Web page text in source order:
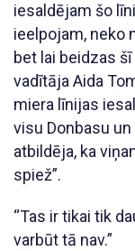
iesaldējam šo
ieelpojam, neko
bet lai beidzas
vadītāja Aida
miera līnijas
visu Donbasu un
atbildēja, ka
spiež”.
“Tas ir tikai tik
varbūt tā nav.”